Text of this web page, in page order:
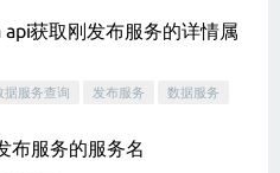
获取刚发布服务的详情属
据服务查询 发布服务 数据服务
布服务的服务名